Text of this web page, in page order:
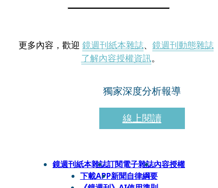
更多內容，歡迎 鏡週刊紙本雜誌、 鏡週刊動態雜誌
了解內容授權資訊。
獨家深度分析報導
線上閱讀
鏡週刊紙本雜誌訂閱電子雜誌內容授權
下載APP新聞自律綱要